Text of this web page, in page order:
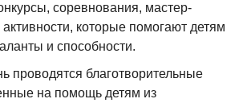
соревнования, мастер-
которые помогают детям
и способности.
проводятся благотворительные
на помощь детям из